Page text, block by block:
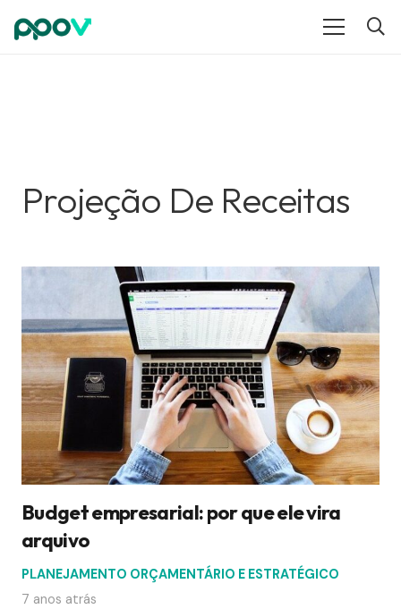
Projeção De Receitas
Budget empresarial: por que ele vira
arquivo
PLANEJAMENTO ORÇAMENTÁRIO E ESTRATÉGICO
7 anos atrás